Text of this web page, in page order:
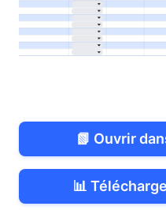
📗 Ouvrir
📊